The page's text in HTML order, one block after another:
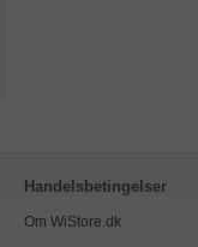
Handelsbetingelser
Om WiStore.dk